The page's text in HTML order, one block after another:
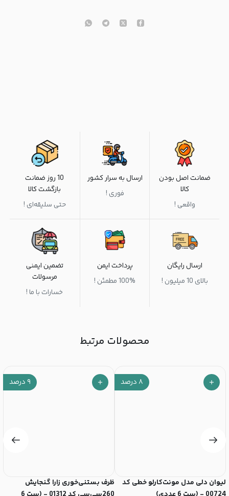
ضمانت اصل بودن
کالا
واقعی !
ارسال به سرار کشور
فوری !
10 روز ضمانت
بازگشت کالا
حتی سلیقه‌ای !
ارسال رایگان
بالای 10 میلیون !
پرداخت ایمن
100% مطمئن !
تضمین ایمنی
مرسولات
خسارات با ما !
محصولات مرتبط
۸ درصد
لیوان‌ دلی مدل مونت‌کارلو خطی کد
۹ درصد
ظرف بستنی‌خوری زارا گنجایش